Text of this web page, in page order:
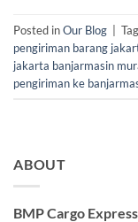
Posted inOur Blog |
pengiriman barang
jakarta banjarmasin
pengiriman ke
ABOUT
BMP Cargo Express